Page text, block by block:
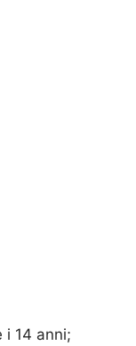
i 14 anni;